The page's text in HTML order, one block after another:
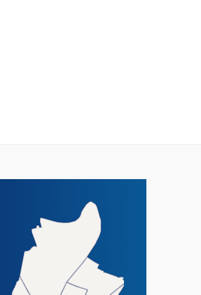
tiret de la touche 6, année sur 4 chiffres
DE LA VILLE D'ANGERS